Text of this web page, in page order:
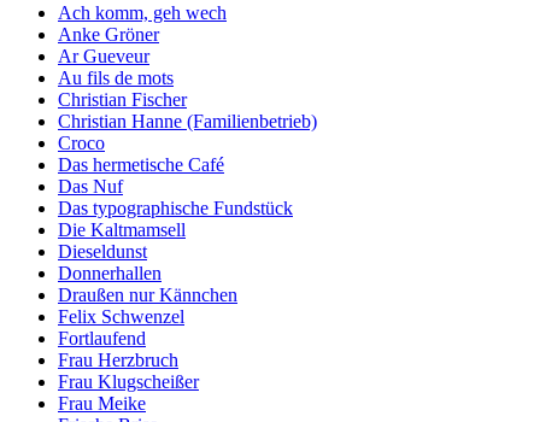
Ach komm, geh wech
Anke Gröner
Ar Gueveur
Au fils de mots
Christian Fischer
Christian Hanne (Familienbetrieb)
Croco
Das hermetische Café
Das Nuf
Das typographische Fundstück
Die Kaltmamsell
Dieseldunst
Donnerhallen
Draußen nur Kännchen
Felix Schwenzel
Fortlaufend
Frau Herzbruch
Frau Klugscheißer
Frau Meike